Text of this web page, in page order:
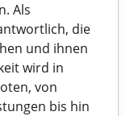
Als
die
und ihnen
wird in
von
bis hin